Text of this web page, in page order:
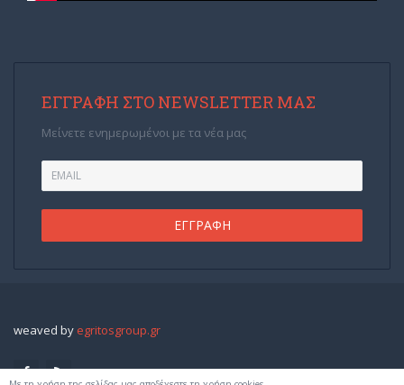
ΕΓΓΡΑΦΉ ΣΤΟ NEWSLETTER ΜΑΣ
Μείνετε ενημερωμένοι με τα νέα μας
weaved by egritosgroup.gr